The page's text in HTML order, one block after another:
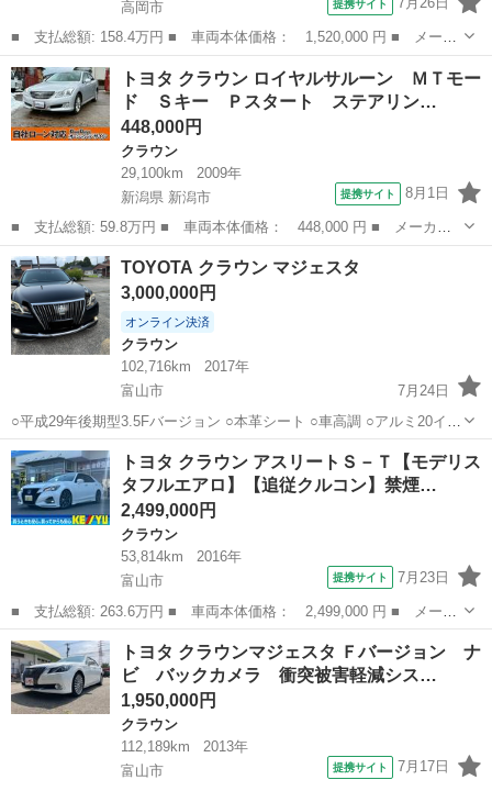
高岡市 提携サイト
■ 支払総額: 158.4万円 ■ 車両本体価格： 1,520,000 円 ■ メーカ
ー名： トヨタ ■ 車種名： クラウンハイブリッド ■ グレード
名： ロイヤルサルーン ブラックスタイル 純正ナビＴＶ Ｂｌｕ
ｅｔｏｏｔ...
富山 高岡市 クラウン
トヨタ クラウン ロイヤルサルーン ＭＴモー
ド Ｓキー Ｐスタート ステアリン…
448,000円
クラウン
29,100km
2009年
新潟県 新潟市
提携サイト 8月1日
■ 支払総額: 59.8万円 ■ 車両本体価格： 448,000 円 ■ メーカー
名： トヨタ ■ 車種名： クラウン ■ グレード名： ロイヤルサ
ルーン ＭＴモード Ｓキー Ｐスタート ステアリング ＣＤ Ｈ
ＩＤ フォグ...
新潟 新潟市
TOYOTA クラウン マジェスタ
3,000,000円
オンライン決済
クラウン
102,716km
2017年
富山市
7月24日
○平成29年後期型3.5Fバージョン ○本革シート ○車高調 ○アルミ20イン
チ ○プレミアムサウンド ○車検あり ○モデリスタエアロ ○サンルーフ
○Fパッケージ 手洗い 土禁なので中は綺麗です 少し傷あり 取引場所...
富山 富山市 クラウン
トヨタ クラウン アスリートＳ－Ｔ【モデリス
タフルエアロ】【追従クルコン】禁煙…
2,499,000円
クラウン
53,814km
2016年
富山市
提携サイト 7月23日
■ 支払総額: 263.6万円 ■ 車両本体価格： 2,499,000 円 ■ メーカ
ー名： トヨタ ■ 車種名： クラウン ■ グレード名： アスリー
トＳ－Ｔ【モデリスタフルエアロ】【追従クルコン】禁煙 【メーカ
ーＯＰス...
富山 富山市 クラウン
トヨタ クラウンマジェスタ Ｆバージョン ナ
ビ バックカメラ 衝突被害軽減シス…
1,950,000円
クラウン
112,189km
2013年
富山市
提携サイト 7月17日